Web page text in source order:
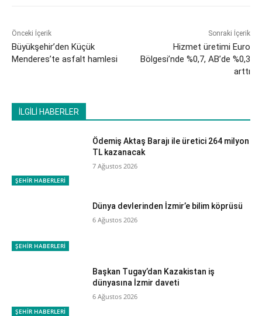
Önceki İçerik
Büyükşehir’den Küçük
Menderes’te asfalt hamlesi
Sonraki İçerik
Hizmet üretimi Euro
Bölgesi’nde %0,7, AB’de %0,3
arttı
İLGİLİ HABERLER
ŞEHİR HABERLERİ
Ödemiş Aktaş Barajı ile üretici 264 milyon
TL kazanacak
7 Ağustos 2026
ŞEHİR HABERLERİ
Dünya devlerinden İzmir’e bilim köprüsü
6 Ağustos 2026
ŞEHİR HABERLERİ
Başkan Tugay’dan Kazakistan iş
dünyasına İzmir daveti
6 Ağustos 2026